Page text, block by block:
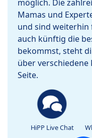
möglich. Die
Mamas und
und sind weiterhin
auch künftig die
bekommst, steht
über verschiedene
Seite.
HiPP Live Chat